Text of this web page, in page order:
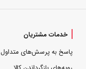
خدمات مشتریان
پاسخ به پرسش‌های متداول